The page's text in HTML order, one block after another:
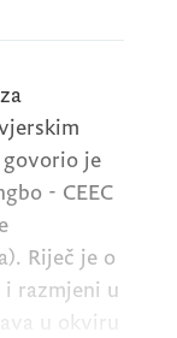
govorio je
- CEEC
Riječ je o
razmjeni u
u okviru